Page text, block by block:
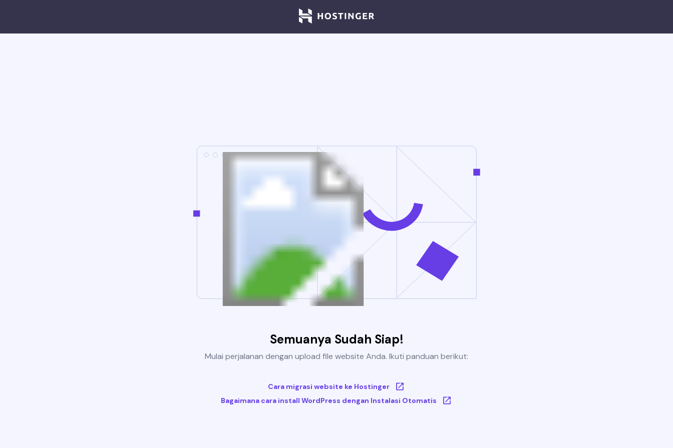
Semuanya Sudah Siap!
Mulai perjalanan dengan upload file website Anda. Ikuti panduan berikut:
Cara migrasi website ke Hostinger
Bagaimana cara install WordPress dengan Instalasi Otomatis